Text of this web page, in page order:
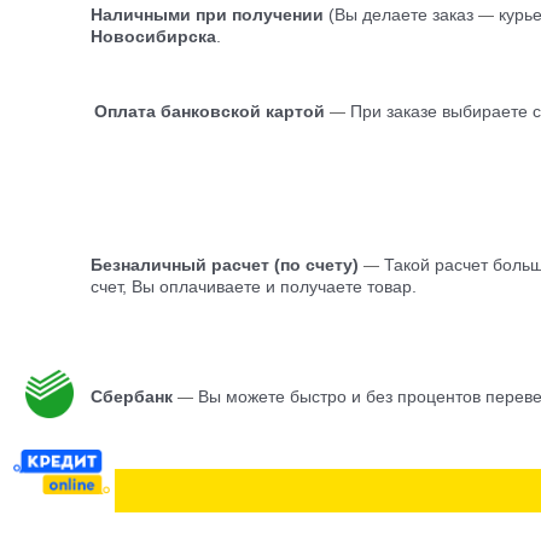
Наличными при получении (Вы делаете заказ —
Новосибирска
Оплата банковской картой — При заказе выбираете
Безналичный расчет (по счету) — Такой расчет
счет, Вы оплачиваете и получаете товар.
Сбербанк — Вы можете быстро и без процентов